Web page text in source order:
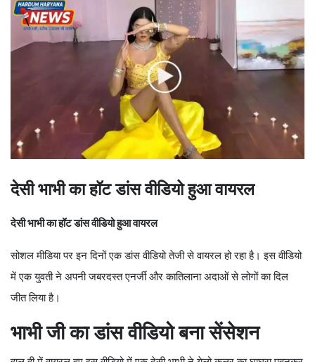
देसी भाभी का हॉट डांस वीडियो हुआ वायरल
देसी भाभी का हॉट डांस वीडियो हुआ वायरल
सोशल मीडिया पर इन दिनों एक डांस वीडियो तेजी से वायरल हो रहा है। इस वीडियो
में एक युवती ने अपनी जबरदस्त एनर्जी और कातिलाना अदाओं से लोगों का दिल
जीत लिया है।
भाभी जी का डांस वीडियो बना सेंसेशन